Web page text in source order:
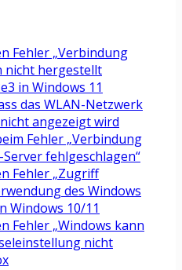
Fehler „Verbindung
nicht hergestellt
in Windows 11
das WLAN-Netzwerk
angezeigt wird
Fehler „Verbindung
fehlgeschlagen“
Fehler „Zugriff
des Windows
Windows 10/11
Fehler „Windows kann
nicht